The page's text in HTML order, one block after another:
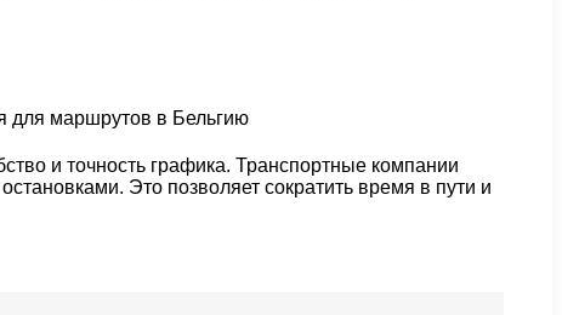
и точность графика. Транспортные компании
Это позволяет сократить время в пути и